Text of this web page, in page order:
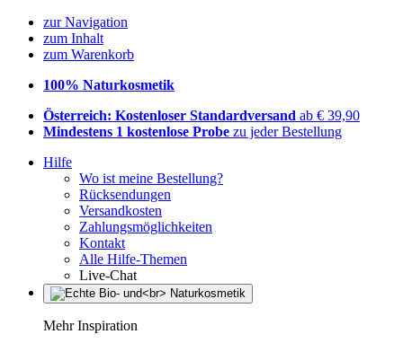
zur Navigation
zum Inhalt
zum Warenkorb
100% Naturkosmetik
Österreich: Kostenloser Standardversand ab € 39,90
Mindestens 1 kostenlose Probe zu jeder Bestellung
Hilfe
Wo ist meine Bestellung?
Rücksendungen
Versandkosten
Zahlungsmöglichkeiten
Kontakt
Alle Hilfe-Themen
Live-Chat
Mehr Inspiration